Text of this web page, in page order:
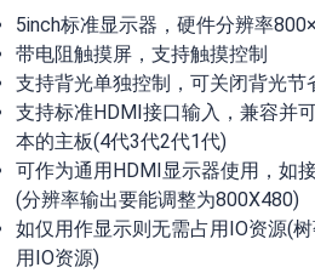
5inch标准显示器，硬件分辨率
带电阻触摸屏，支持触摸控制
支持背光单独控制，可关闭背光节
支持标准HDMI接口输入，兼容并
本的主板(4代3代2代1代)
可作为通用HDMI显示器使用，如
(分辨率输出要能调整为800X480)
如仅用作显示则无需占用IO资源(
用IO资源)